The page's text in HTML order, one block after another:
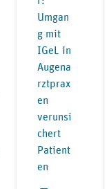
Umgan
g mit
IGeL in
Augena
rztprax
en
verunsi
chert
Patient
en